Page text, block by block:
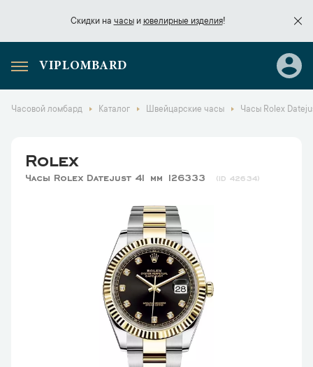
Скидки на часыи ювелирные изделия!
Скидки начасы
VIPLOMBARD
Часовой ломбард Каталог Швейцарские часы Часы Rolex
Rolex
Часы Rolex Datejust 41 мм 126333 42634